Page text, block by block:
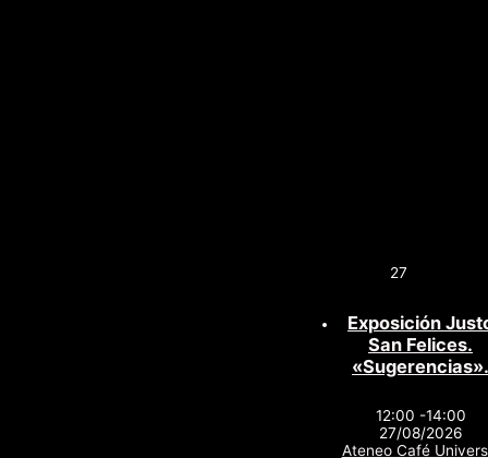
27
Exposición
San Felices.
«Sugerencias».
12:00 -14:00
27/08/2026
Ateneo Café